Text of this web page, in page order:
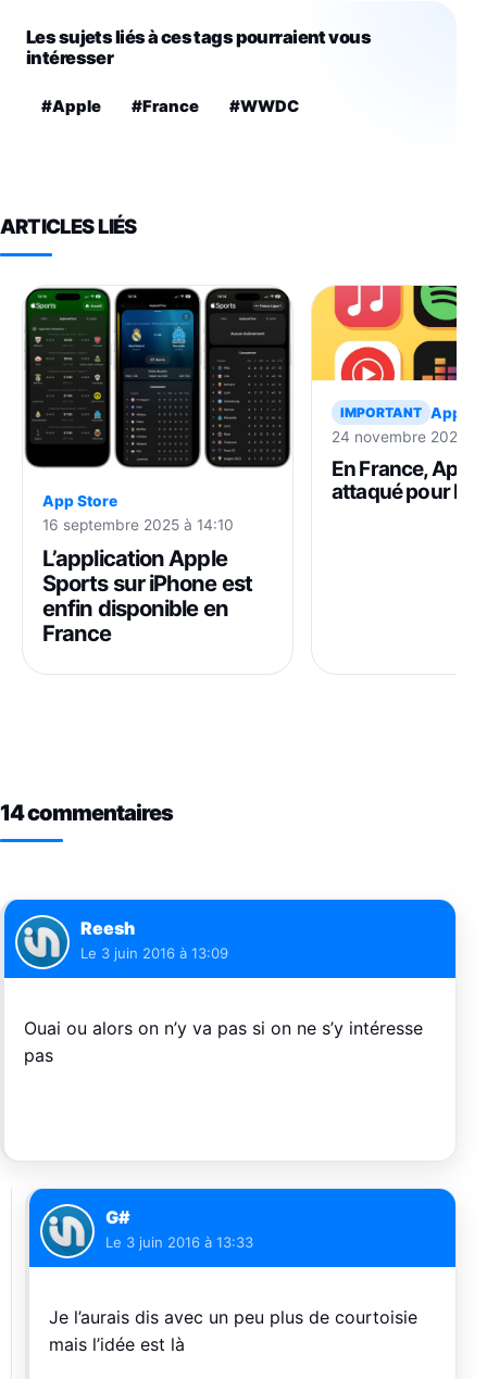
Les sujets liés à ces tags pourraient vous
intéresser
#Apple #France #WWDC
ARTICLES LIÉS
App Store
16 septembre 2025 à 14:10
L’application Apple
Sports sur iPhone est
enfin disponible en
France
IMPORTANT App
24 novembre 2025 à
En France,
attaqué pour
14 commentaires
Reesh
Le 3 juin 2016 à 13:09
Ouai ou alors on n’y va pas si on ne s’y intéresse
pas
G#
Le 3 juin 2016 à 13:33
Je l’aurais dis avec un peu plus de courtoisie
mais l’idée est là